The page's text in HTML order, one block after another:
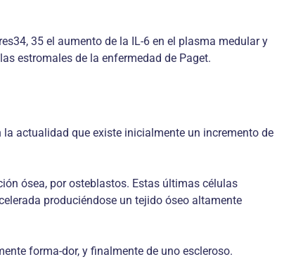
35 el aumento de la IL-6 en el plasma medular y
estromales de la enfermedad de Paget.
actualidad que existe inicialmente un incremento de
ósea, por osteblastos. Estas últimas células
produciéndose un tejido óseo altamente
forma-dor, y finalmente de uno escleroso.